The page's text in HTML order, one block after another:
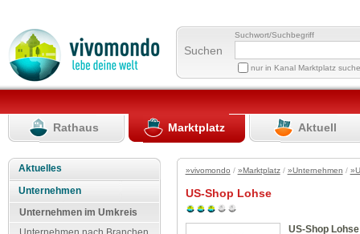
Suchen
Suchwort/Suchbegriff
nur in Kanal Marktplatz
Rathaus Marktplatz Aktuell
Aktuelles
Unternehmen
Unternehmen im Umkreis
»vivomondo / »Marktplatz/ »Unternehmen /
US-Shop Lohse
US-Shop Lohse